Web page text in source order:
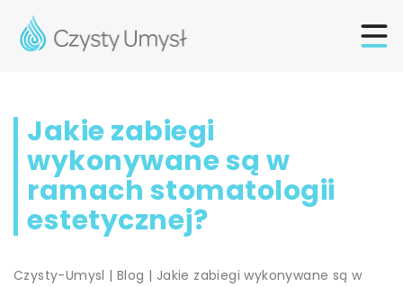
Jakie zabiegi
wykonywane są w
ramach stomatologii
estetycznej?
Czysty-Umysl |Blog | Jakie zabiegi wykonywane są w